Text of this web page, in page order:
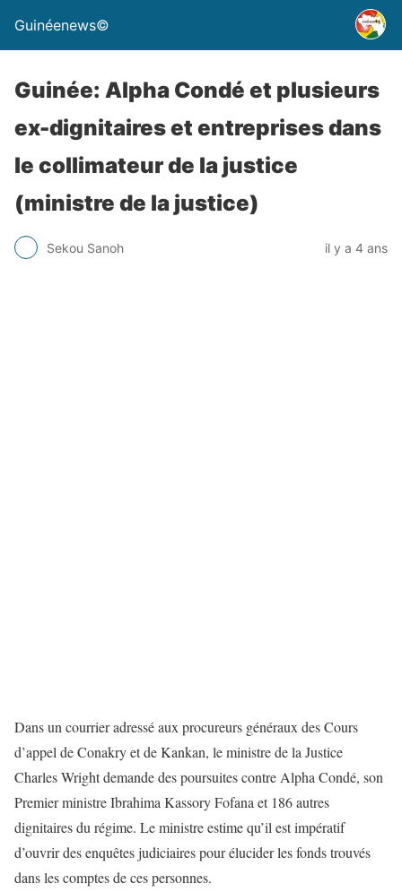
Guinéenews©
Guinée: Alpha Condé et plusieurs
ex-dignitaires et entreprises dans
le collimateur de la justice
(ministre de la justice)
Sekou Sanoh il y a 4 ans
Dans un courrier adressé aux procureurs généraux des Cours
d’appel de Conakry et de Kankan, le ministre de la Justice
Charles Wright demande des poursuites contre Alpha Condé, son
Premier ministre Ibrahima Kassory Fofana et 186 autres
dignitaires du régime. Le ministre estime qu’il est impératif
d’ouvrir des enquêtes judiciaires pour élucider les fonds trouvés
dans les comptes de ces personnes.